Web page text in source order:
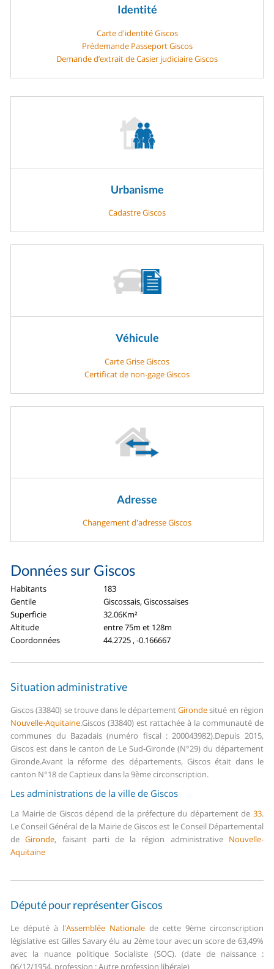
Identité
Carte d'identité Giscos
Prédemande Passeport Giscos
Demande d’extrait de Casier judiciaire Giscos
Urbanisme
Cadastre Giscos
Véhicule
Carte Grise Giscos
Certificat de non-gage Giscos
Adresse
Changement d'adresse Giscos
Données sur Giscos
Habitants
183
Gentile
Giscossais, Giscossaises
Superficie
32.06Km²
Altitude
entre 75m et 128m
Coordonnées
44.2725 , -0.166667
Situation administrative
Giscos (33840) se trouve dans le départementGirondesitué en région
Nouvelle-Aquitaine.Giscos (33840) est rattachée à la communauté de
communes du Bazadais (numéro fiscal : 200043982).Depuis 2015,
Giscos est dans le canton de Le Sud-Gironde (N°29) du département
Gironde.Avant la réforme des départements, Giscos était dans le
canton N°18 de Captieux dans la 9ème circonscription.
Les administrations de la ville de Giscos
La Mairie de Giscos dépend de la préfecture du département de 33.
Le Conseil Général de la Mairie de Giscos est le Conseil Départemental
deGironde, faisant parti de la région administrative Nouvelle-
Aquitaine
Député pour représenter Giscos
Le député à l'Assemblée Nationale de cette 9ème circonscription
législative est Gilles Savary élu au 2ème tour avec un score de 63,49%
avec la nuance politique Socialiste (SOC). (date de naissance :